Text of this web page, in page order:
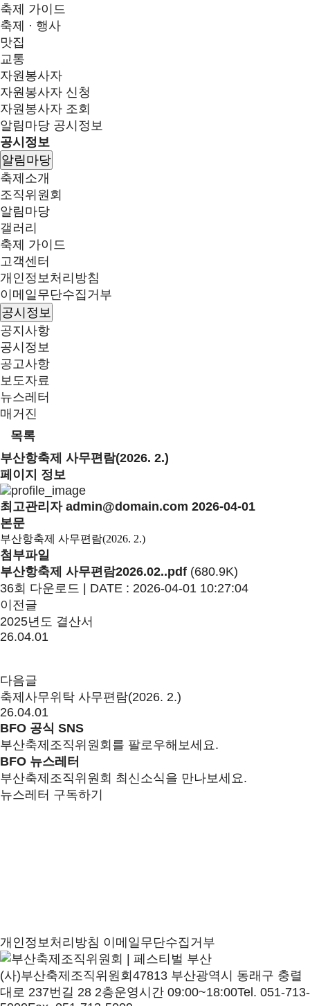
축제 가이드
축제 · 행사
맛집
교통
자원봉사자
자원봉사자 신청
자원봉사자 조회
알림마당 공시정보
공시정보
알림마당
축제소개
조직위원회
알림마당
갤러리
축제 가이드
고객센터
개인정보처리방침
이메일무단수집거부
공시정보
공지사항
공시정보
공고사항
보도자료
뉴스레터
매거진
목록
부산항축제 사무편람(2026. 2.)
페이지 정보
최고관리자 admin@domain.com 2026-04-01
본문
부산항축제 사무편람(2026. 2.)
첨부파일
부산항축제 사무편람2026.02..pdf (680.9K)
36회 다운로드 | DATE : 2026-04-01 10:27:04
이전글
2025년도 결산서
26.04.01
다음글
축제사무위탁 사무편람(2026. 2.)
26.04.01
BFO 공식 SNS
부산축제조직위원회를 팔로우해보세요.
BFO 뉴스레터
부산축제조직위원회 최신소식을 만나보세요.
뉴스레터 구독하기
개인정보처리방침 이메일무단수집거부
(사)부산축제조직위원회47813 부산광역시 동래구 충렬
대로 237번길 28 2층운영시간 09:00~18:00Tel. 051-713-